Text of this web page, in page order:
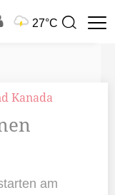
27°C
Suchbegriff
Kanada
am